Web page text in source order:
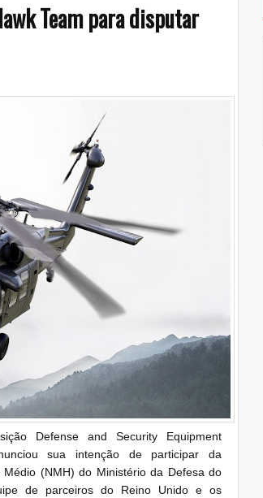
Team para disputar
Defense and Security Equipment
sua intenção de participar da
(NMH) do Ministério da Defesa do
de parceiros do Reino Unido e os